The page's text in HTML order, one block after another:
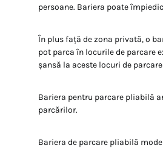
persoane. Bariera poate
În plus față de zona privată, o
pot parca în locurile de parcare
șansă la aceste locuri de
Bariera pentru parcare pliabilă
parcărilor.
Bariera de parcare pliabilă